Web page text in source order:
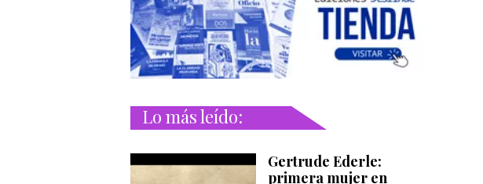
Lo más leído:
Gertrude Ederle:
primera mujer en